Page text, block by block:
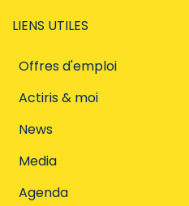
LIENS UTILES
Offres d'emploi
Actiris & moi
News
Media
Agenda